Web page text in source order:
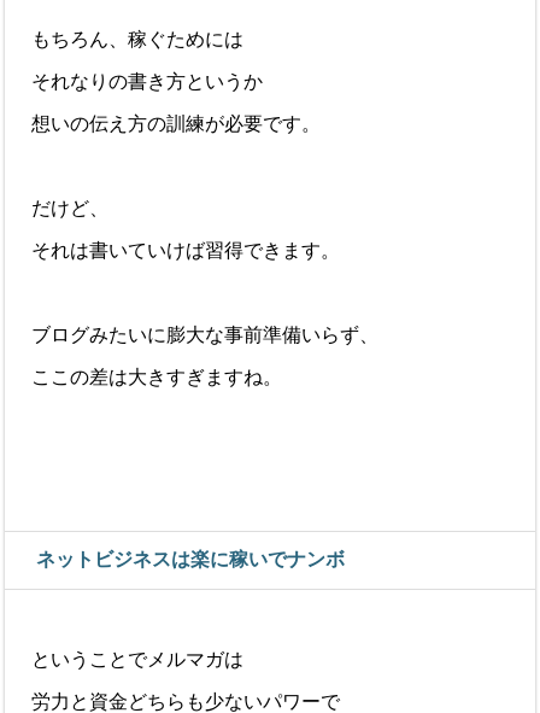
もちろん、稼ぐためには
それなりの書き方というか
想いの伝え方の訓練が必要です。
だけど、
それは書いていけば習得できます。
ブログみたいに膨大な事前準備いらず、
ここの差は大きすぎますね。
ネットビジネスは楽に稼いでナンボ
ということでメルマガは
労力と資金どちらも少ないパワーで